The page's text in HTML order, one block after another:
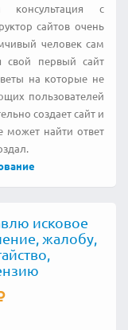
с
сайтов очень
человек сам
свой первый сайт
на которые не
пользователей
создает сайт и
может найти ответ
исковое
жалобу,